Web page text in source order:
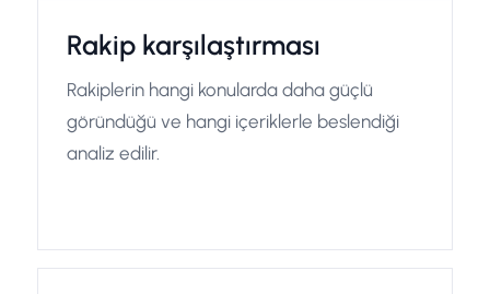
Rakip karşılaştırması
Rakiplerin hangi konularda daha güçlü
göründüğü ve hangi içeriklerle beslendiği
analiz edilir.